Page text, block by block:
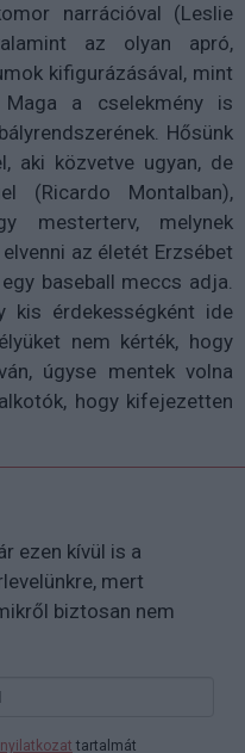
narrációval (Leslie
az olyan apró,
kifigurázásával, mint
a cselekmény is
Hősünk
aki közvetve ugyan, de
(Ricardo Montalban),
mesterterv, melynek
az életét Erzsébet
baseball meccs adja.
kis érdekességként ide
nem kérték, hogy
úgyse mentek volna
hogy kifejezetten
ezen kívül is a
mert
biztosan nem
tartalmát